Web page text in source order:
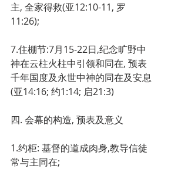
主, 全家得救(亚12:10-11, 罗
11:26);
7.住棚节:7月15-22日,纪念旷野中
神在云柱火柱中引领和同在, 预表
千年国度及永世中神的同在及安息
(亚14:16; 约1:14; 启21:3)
四. 会幕的构造, 预表及意义
1.约柜: 基督的道成肉身,教导信徒
常与主同在;